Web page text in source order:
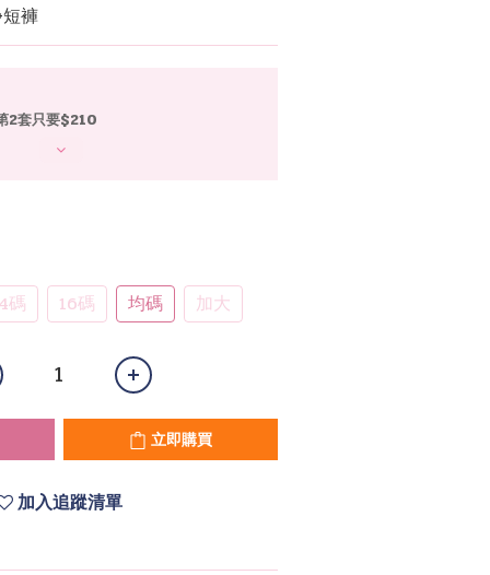
褲
2套只要$210
碼 16碼 均碼 加大
立即購買
加入追蹤清單